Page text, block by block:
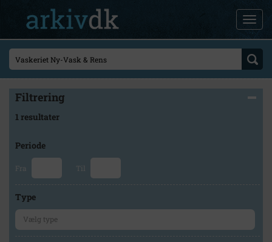
Filtrering
1 resultater
Periode
Fra Til
Type